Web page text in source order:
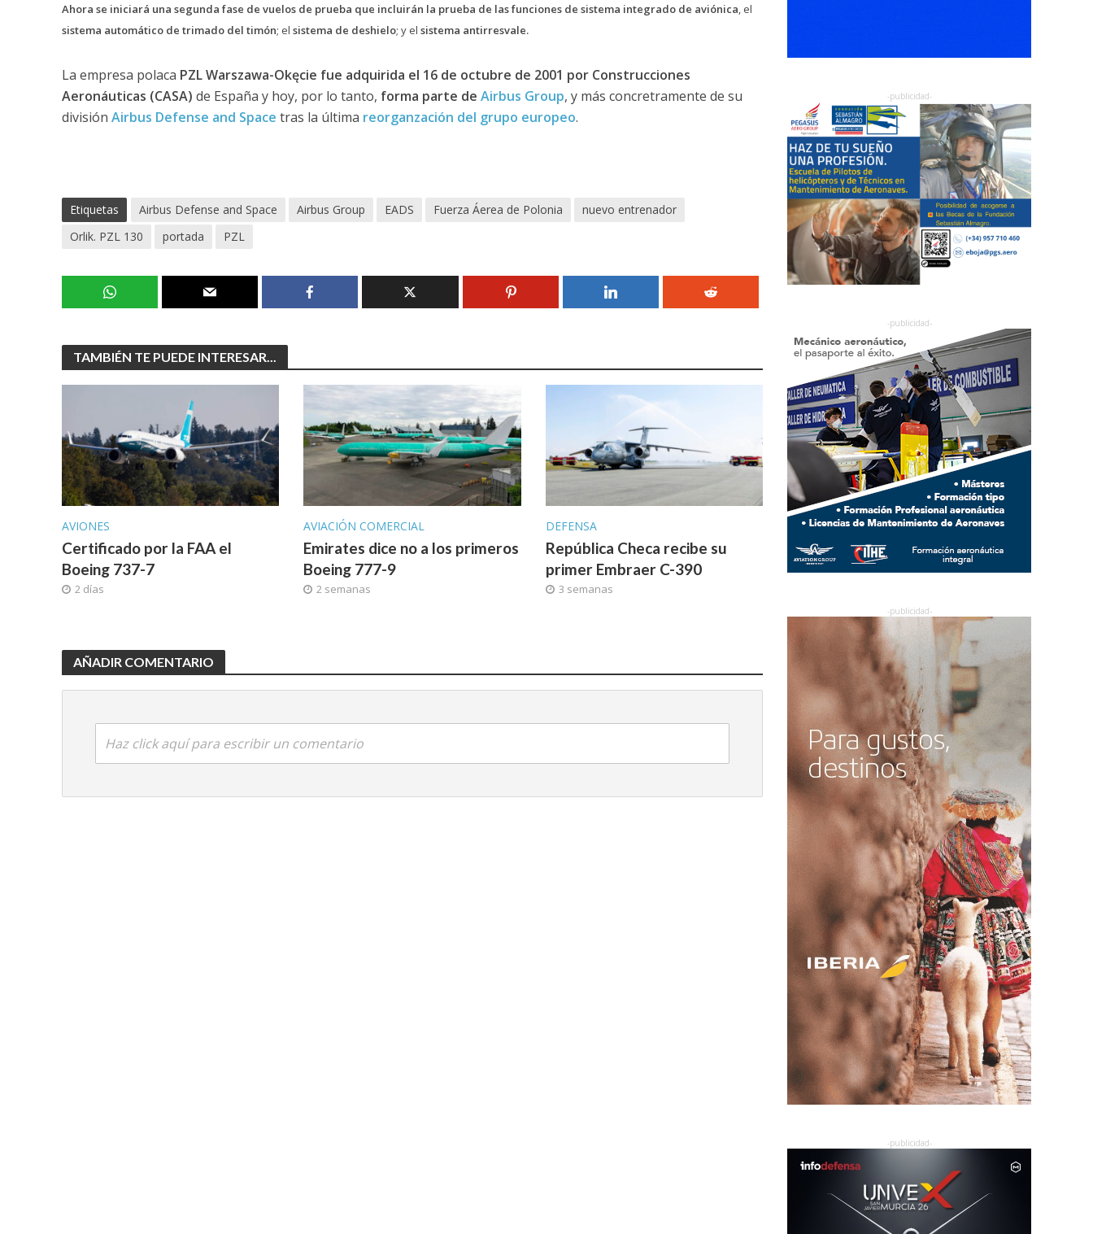
Ahora se iniciará una segunda fase de vuelos de prueba que incluirán la prueba de las funciones de sistema integrado de aviónica, el
sistema automático de trimado del timón; el sistema de deshielo; y el sistema antirresvale.
La empresa polaca PZL Warszawa-Okęcie fue adquirida el 16 de octubre de 2001 por Construcciones
Aeronáuticas (CASA) de España y hoy, por lo tanto, forma parte de Airbus Group, y más concretramente de su
división Airbus Defense and Space tras la última reorganzación del grupo europeo.
Etiquetas Airbus Defense and Space Airbus Group EADS Fuerza Áerea de Polonia
nuevo entrenador
Orlik. PZL 130
portada PZL
TAMBIÉN TE PUEDE INTERESAR...
AVIONES
Certificado por la FAA el
Boeing 737-7
2 días
AVIACIÓN COMERCIAL
Emirates dice no a los primeros
Boeing 777-9
2 semanas
DEFENSA
República Checa recibe su
primer Embraer C-390
3 semanas
AÑADIR COMENTARIO
Haz click aquí para escribir un comentario